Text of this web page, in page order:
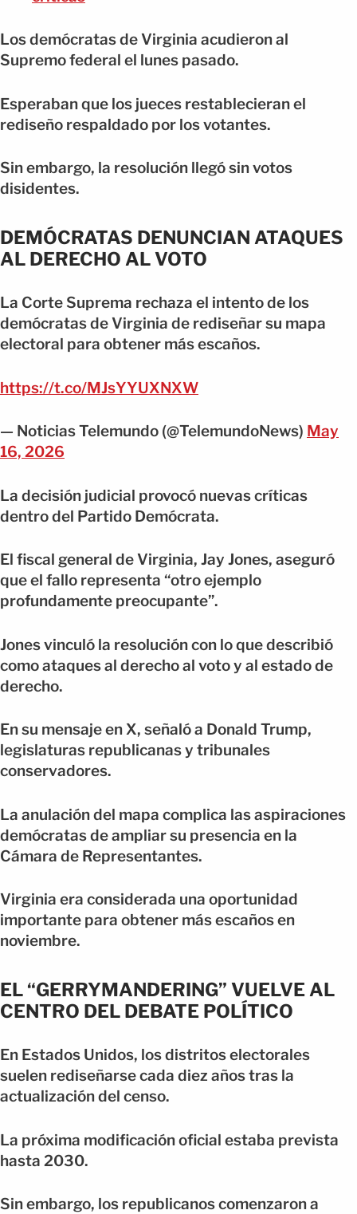
Los demócratas de Virginia acudieron al
Supremo federal el lunes pasado.
Esperaban que los jueces restablecieran el
rediseño respaldado por los votantes.
Sin embargo, la resolución llegó sin votos
disidentes.
DEMÓCRATAS DENUNCIAN ATAQUES
AL DERECHO AL VOTO
La Corte Suprema rechaza el intento de los
demócratas de Virginia de rediseñar su mapa
electoral para obtener más escaños.
https://t.co/MJsYYUXNXW
— Noticias Telemundo (@TelemundoNews) May
16, 2026
La decisión judicial provocó nuevas críticas
dentro del Partido Demócrata.
El fiscal general de Virginia, Jay Jones, aseguró
que el fallo representa “otro ejemplo
profundamente preocupante”.
Jones vinculó la resolución con lo que describió
como ataques al derecho al voto y al estado de
derecho.
En su mensaje en X, señaló a Donald Trump,
legislaturas republicanas y tribunales
conservadores.
La anulación del mapa complica las aspiraciones
demócratas de ampliar su presencia en la
Cámara de Representantes.
Virginia era considerada una oportunidad
importante para obtener más escaños en
noviembre.
EL “GERRYMANDERING” VUELVE AL
CENTRO DEL DEBATE POLÍTICO
En Estados Unidos, los distritos electorales
suelen rediseñarse cada diez años tras la
actualización del censo.
La próxima modificación oficial estaba prevista
hasta 2030.
Sin embargo, los republicanos comenzaron a